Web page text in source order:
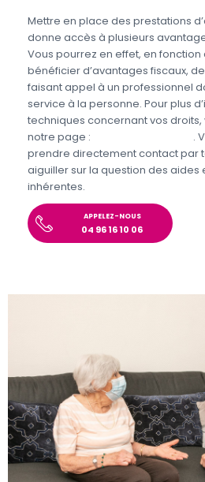
Mettre en place des prestations
donne accès à plusieurs
Vous pourrez en effet, en fonction
bénéficier d’avantages fiscaux,
faisant appel à un professionnel
service à la personne. Pour plus
techniques concernant vos
notre page :
.
prendre directement contact par
aiguiller sur la question des aides
inhérentes.
APPELEZ-NOUS
04 96 16 10 06